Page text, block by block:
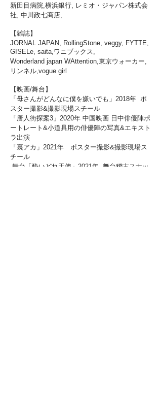
新田目病院,横浜銀行, レミオ・ジャパン株式会
社, 中川政七商店,
【雑誌】
JORNAL JAPAN, RollingStone, veggy, FYTTE,
GISELe, saita,ワニブックス,
Wonderland japan WAttention,東京ウォーカー,
リンネル,vogue girl
【映画/舞台 】
「母さんがどんなに僕を嫌いでも」2018年 ポ
スター撮影&撮影現場スチール
​「唐人街探案3」2020年 中国映画 日中俳優陣ポ
ートレート&小道具用の俳優陣の写真&エキスト
ラ出演
「裏アカ」2021年 ポスター撮影&撮影現場ス
チール
舞台「酔いどれ天使」2021年 舞台稽古スナッ